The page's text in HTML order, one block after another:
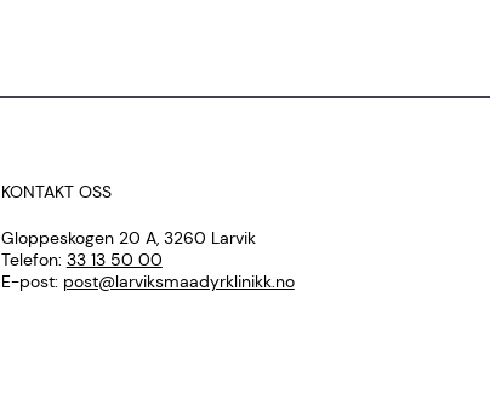
KONTAKT OSS
Gloppeskogen 20 A, 3260 Larvik
Telefon: 33 13 50 00
E-post: post@larviksmaadyrklinikk.no